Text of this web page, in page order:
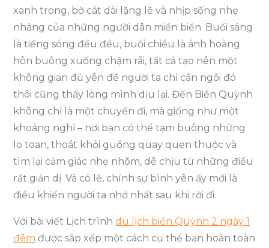
xanh trong, bờ cát dài lặng lẽ và nhịp sống nhẹ
nhàng của những người dân miền biển. Buổi sáng
là tiếng sóng đều đều, buổi chiều là ánh hoàng
hôn buông xuống chậm rãi, tất cả tạo nên một
không gian đủ yên để người ta chỉ cần ngồi đó
thôi cũng thấy lòng mình dịu lại. Đến Biển Quỳnh
không chỉ là một chuyến đi, mà giống như một
khoảng nghỉ – nơi bạn có thể tạm buông những
lo toan, thoát khỏi guồng quay quen thuộc và
tìm lại cảm giác nhẹ nhõm, dễ chịu từ những điều
rất giản dị. Và có lẽ, chính sự bình yên ấy mới là
điều khiến người ta nhớ nhất sau khi rời đi.
Với bài viết Lịch trìnhdu lịch biển Quỳnh 2 ngày 1
đêm được sắp xếp một cách cụ thể bạn hoàn toàn